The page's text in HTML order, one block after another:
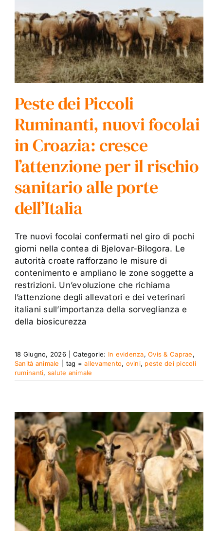
Peste dei Piccoli
Ruminanti, nuovi focolai
in Croazia: cresce
l’attenzione per il rischio
sanitario alle porte
dell’Italia
Tre nuovi focolai confermati nel giro di pochi
giorni nella contea di Bjelovar-Bilogora. Le
autorità croate rafforzano le misure di
contenimento e ampliano le zone soggette a
restrizioni. Un’evoluzione che richiama
l’attenzione degli allevatori e dei veterinari
italiani sull’importanza della sorveglianza e
della biosicurezza
18 Giugno, 2026 Categorie: In evidenza,Ovis & Caprae,
Sanità animale
tag =allevamento, ovini, peste dei piccoli
ruminanti, salute animale